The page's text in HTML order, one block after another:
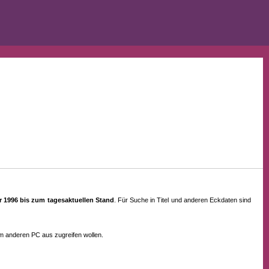
bis zum tagesaktuellen Stand . Für Suche in Titel und anderen Eckdaten sind
anderen PC aus zugreifen wollen.